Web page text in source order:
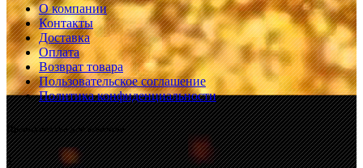
О компании
Контакты
Доставка
Оплата
Возврат товара
Пользовательское соглашение
Политика конфиденциальности
Преимущества для клиентов
1